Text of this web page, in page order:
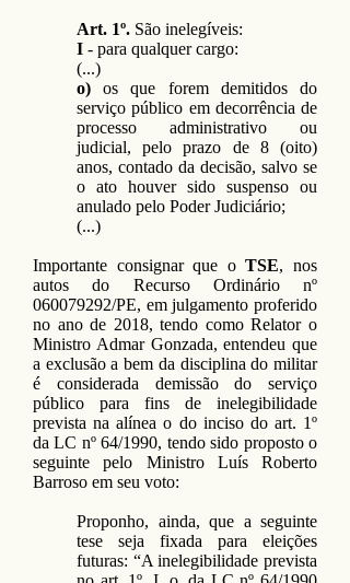
Art. 1º. São inelegíveis:
I - para qualquer cargo:
(...)
o) os que forem demitidos do
serviço público em decorrência de
processo administrativo ou
judicial, pelo prazo de 8 (oito)
anos, contado da decisão, salvo se
o ato houver sido suspenso ou
anulado pelo Poder Judiciário;
(...)
Importante consignar que oTSE, nos
autos do Recurso Ordinário nº
060079292/PE, em julgamento proferido
no ano de 2018, tendo como Relator o
Ministro Admar Gonzada, entendeu que
a exclusão a bem da disciplina do militar
é considerada demissão do serviço
público para fins de inelegibilidade
prevista na alínea o do inciso do art. 1º
da LC nº 64/1990, tendo sido proposto o
seguinte pelo Ministro Luís Roberto
Barroso em seu voto:
Proponho, ainda, que a seguinte
tese seja fixada para eleições
futuras: “A inelegibilidade prevista